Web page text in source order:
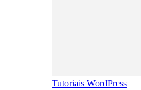
Tutoriais WordPress